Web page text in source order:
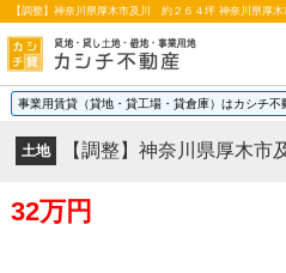
事業用賃貸（貸地・貸工場・貸倉庫）はカシチ不
土地 【調整】神奈川県厚木
32万円